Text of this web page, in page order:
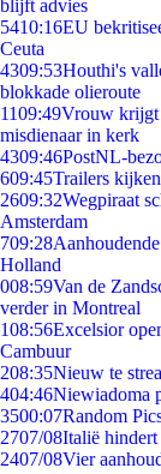
blijft advies
5410:16EU
Ceuta
4309:53Houthi's
blokkade olieroute
1109:49Vrouw krijgt
misdienaar in kerk
4309:46PostNL-
609:45Trailers
2609:32Wegpiraat
Amsterdam
709:28
Holland
008:59Van de
verder in Montreal
108:56Excelsior
Cambuur
208:35Nieuw te
404:46Niewiadoma
3500:07Random
2707/08Italië hindert
2407/08Vier